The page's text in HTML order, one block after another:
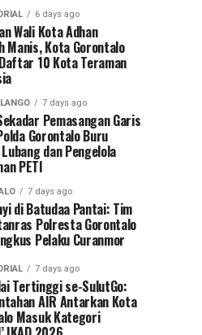
6 days ago
Wali Kota Adhan
Manis, Kota Gorontalo
10 Kota Teraman
7 days ago
Pemasangan Garis
Gorontalo Buru
dan Pengelola
PETI
7 days ago
di Batudaa Pantai: Tim
Polresta Gorontalo
Pelaku Curanmor
7 days ago
Tertinggi se-SulutGo:
AIR Antarkan Kota
Masuk Kategori